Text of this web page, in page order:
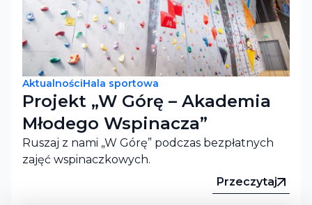
AktualnościHala sportowa
Projekt „W Górę – Akademia
Młodego Wspinacza”
Ruszaj z nami „W Górę” podczas bezpłatnych
zajęć wspinaczkowych.
Przeczytaj